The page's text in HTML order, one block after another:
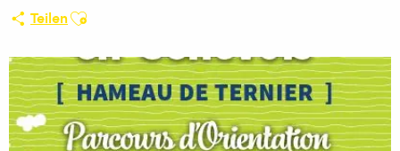
TeilenAjouter aux favoris